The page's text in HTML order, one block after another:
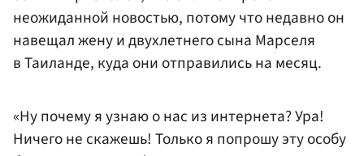
неожиданной новостью, потому что недавно он
навещал жену и двухлетнего сына Марселя
в Таиланде, куда они отправились на месяц.
«Ну почему я узнаю о нас из интернета? Ура!
Ничего не скажешь! Только я попрошу эту особу